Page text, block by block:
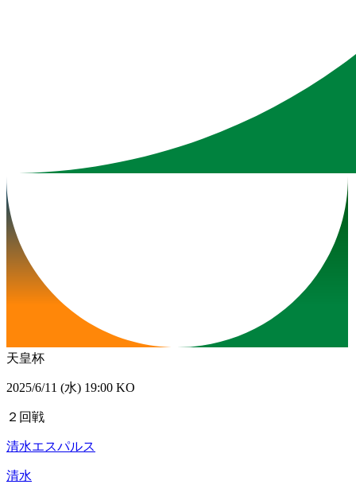
天皇杯
2025/6/11 (水) 19:00 KO
２回戦
清水エスパルス
清水